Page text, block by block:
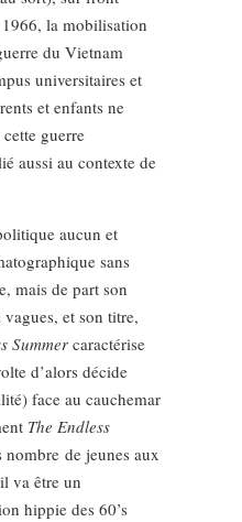
la mobilisation
du Vietnam
universitaires et
et enfants ne
guerre
aussi au contexte de
aucun et
sans
mais de part son
et son titre,
Summer caractérise
d’alors décide
face au cauchemar
The Endless
nombre de jeunes aux
va être un
hippie des 60’s